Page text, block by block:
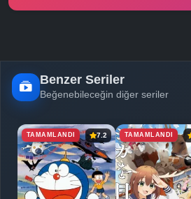
Benzer Seriler
Beğenebileceğin diğer seriler
TAMAMLANDI 7.2 TAMAMLANDI